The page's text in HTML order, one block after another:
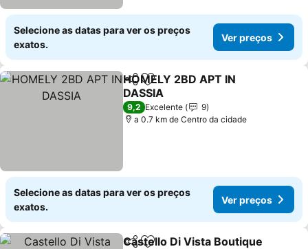
Selecione as datas para ver os preços
exatos.
Ver preços
PartilharAdicionar aos favoritos
HOMELY 2BD APT IN
DASSIA
Ver preços
9,2 Excelente
9
a 0.7 km de Centro da cidade
Selecione as datas para ver os preços
exatos.
Ver preços
Castello Di Vista Boutique